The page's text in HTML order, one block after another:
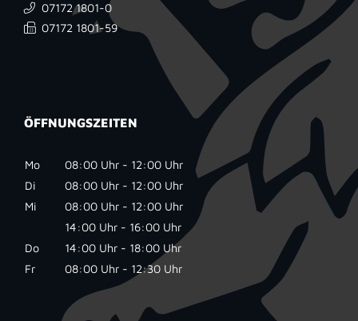
07172 1801-0
07172 1801-59
ÖFFNUNGSZEITEN
Mo
08:00 Uhr - 12:00 Uhr
Di
08:00 Uhr - 12:00 Uhr
Mi
08:00 Uhr - 12:00 Uhr
14:00 Uhr - 16:00 Uhr
Do
14:00 Uhr - 18:00 Uhr
Fr
08:00 Uhr - 12:30 Uhr